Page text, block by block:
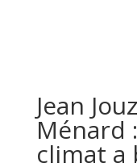
Jean
Ménard
climat a